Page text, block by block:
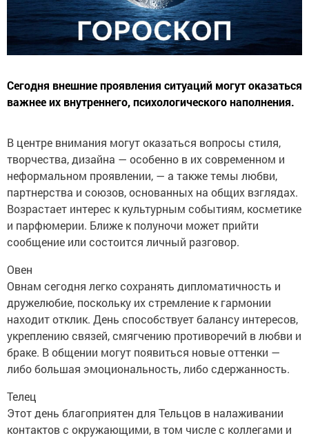
Сегодня внешние проявления ситуаций могут оказаться
важнее их внутреннего, психологического наполнения.
В центре внимания могут оказаться вопросы стиля,
творчества, дизайна — особенно в их современном и
неформальном проявлении, — а также темы любви,
партнерства и союзов, основанных на общих взглядах.
Возрастает интерес к культурным событиям, косметике
и парфюмерии. Ближе к полуночи может прийти
сообщение или состоится личный разговор.
Овен
Овнам сегодня легко сохранять дипломатичность и
дружелюбие, поскольку их стремление к гармонии
находит отклик. День способствует балансу интересов,
укреплению связей, смягчению противоречий в любви и
браке. В общении могут появиться новые оттенки —
либо большая эмоциональность, либо сдержанность.
Телец
Этот день благоприятен для Тельцов в налаживании
контактов с окружающими, в том числе с коллегами и